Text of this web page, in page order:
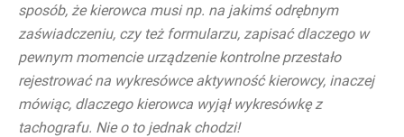
sposób, że kierowca musi np. na jakimś odrębnym
zaświadczeniu, czy też formularzu, zapisać dlaczego w
pewnym momencie urządzenie kontrolne przestało
rejestrować na wykresówce aktywność kierowcy, inaczej
mówiąc, dlaczego kierowca wyjął wykresówkę z
tachografu. Nie o to jednak chodzi!